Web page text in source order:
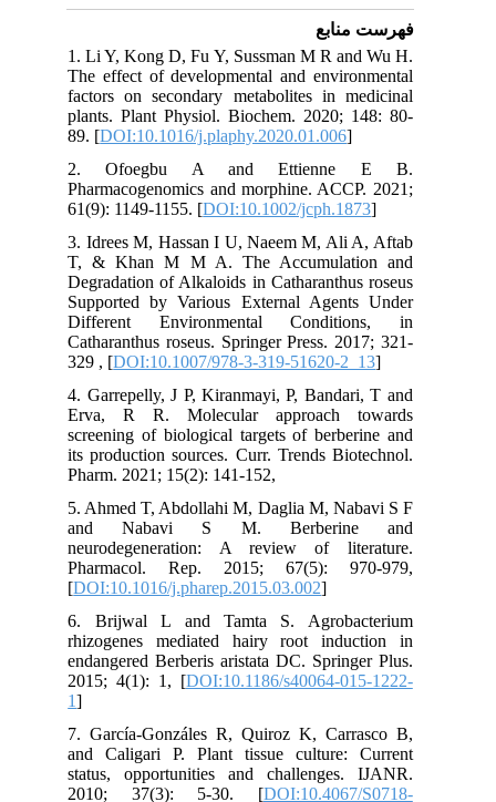
فهرست منابع
1. Li Y, Kong D, Fu Y, Sussman M R and Wu H.
The effect of developmental and environmental
factors on secondary metabolites in medicinal
plants. Plant Physiol. Biochem. 2020; 148: 80-
89. [DOI:10.1016/j.plaphy.2020.01.006
2. Ofoegbu A and Ettienne E B.
Pharmacogenomics and morphine. ACCP. 2021;
61(9): 1149-1155. [DOI:10.1002/jcph.1873
3. Idrees M, Hassan I U, Naeem M, Ali A, Aftab
T, & Khan M M A. The Accumulation and
Degradation of Alkaloids in Catharanthus roseus
Supported by Various External Agents Under
Different Environmental Conditions, in
Catharanthus roseus. Springer Press. 2017; 321-
329 , [DOI:10.1007/978-3-319-51620-2_13
4. Garrepelly, J P, Kiranmayi, P, Bandari, T and
Erva, R R. Molecular approach towards
screening of biological targets of berberine and
its production sources. Curr. Trends Biotechnol.
Pharm. 2021; 15(2): 141-152,
5. Ahmed T, Abdollahi M, Daglia M, Nabavi S F
and Nabavi S M. Berberine and
neurodegeneration: A review of literature.
Pharmacol. Rep. 2015; 67(5): 970-979,
[DOI:10.1016/j.pharep.2015.03.002
6. Brijwal L and Tamta S. Agrobacterium
rhizogenes mediated hairy root induction in
endangered Berberis aristata DC. Springer Plus.
2015; 4(1): 1, [DOI:10.1186/s40064-015-1222-
7. García-Gonzáles R, Quiroz K, Carrasco B,
and Caligari P. Plant tissue culture: Current
status, opportunities and challenges. IJANR.
2010; 37(3): 5-30. [DOI:10.4067/S0718-